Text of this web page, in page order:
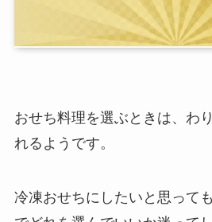
おせち料理を選ぶときは、わ
れるようです。
冷凍おせちにしたいと思って